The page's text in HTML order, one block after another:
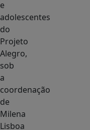
e
adolescentes
do
Projeto
Alegro,
sob
a
coordenação
de
Milena
Lisboa